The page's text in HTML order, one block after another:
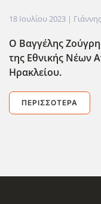
18 Ιουλίου 2023 |
O Βαγγέλης
της Εθνικής Νέων
Ηρακλείου.
ΠΕΡΙΣΣΌΤΕΡΑ